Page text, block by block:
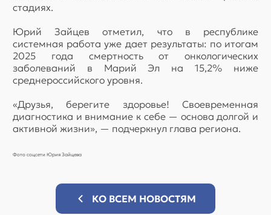
стадиях.
Юрий Зайцев отметил, что в республике
системная работа уже дает результаты: по итогам
2025 года смертность от онкологических
заболеваний в Марий Эл на 15,2% ниже
среднероссийского уровня.
«Друзья, берегите здоровье! Своевременная
диагностика и внимание к себе — основа долгой и
активной жизни», — подчеркнул глава региона.
Фото соцсети Юрия Зайцева
КО ВСЕМ НОВОСТЯМ